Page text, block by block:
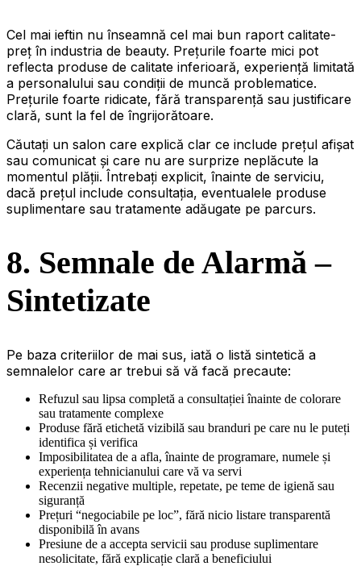
Cel mai ieftin nu înseamnă cel mai bun raport calitate-
preț în industria de beauty. Prețurile foarte mici pot
reflecta produse de calitate inferioară, experiență limitată
a personalului sau condiții de muncă problematice.
Prețurile foarte ridicate, fără transparență sau justificare
clară, sunt la fel de îngrijorătoare.
Căutați un salon care explică clar ce include prețul afișat
sau comunicat și care nu are surprize neplăcute la
momentul plății. Întrebați explicit, înainte de serviciu,
dacă prețul include consultația, eventualele produse
suplimentare sau tratamente adăugate pe parcurs.
8. Semnale de Alarmă –
Sintetizate
Pe baza criteriilor de mai sus, iată o listă sintetică a
semnalelor care ar trebui să vă facă precaute:
Refuzul sau lipsa completă a consultației înainte de colorare
sau tratamente complexe
Produse fără etichetă vizibilă sau branduri pe care nu le puteți
identifica și verifica
Imposibilitatea de a afla, înainte de programare, numele și
experiența tehnicianului care vă va servi
Recenzii negative multiple, repetate, pe teme de igienă sau
siguranță
Prețuri “negociabile pe loc”, fără nicio listare transparentă
disponibilă în avans
Presiune de a accepta servicii sau produse suplimentare
nesolicitate, fără explicație clară a beneficiului